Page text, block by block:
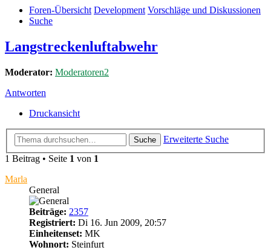
Foren-Übersicht Development Vorschläge und Diskussionen
Suche
Langstreckenluftabwehr
Moderator: Moderatoren2
Antworten
Druckansicht
Suche
Erweiterte Suche
1 Beitrag • Seite 1 von 1
Marla
General
Beiträge: 2357
Registriert: Di 16. Jun 2009, 20:57
Einheitenset: MK
Wohnort: Steinfurt